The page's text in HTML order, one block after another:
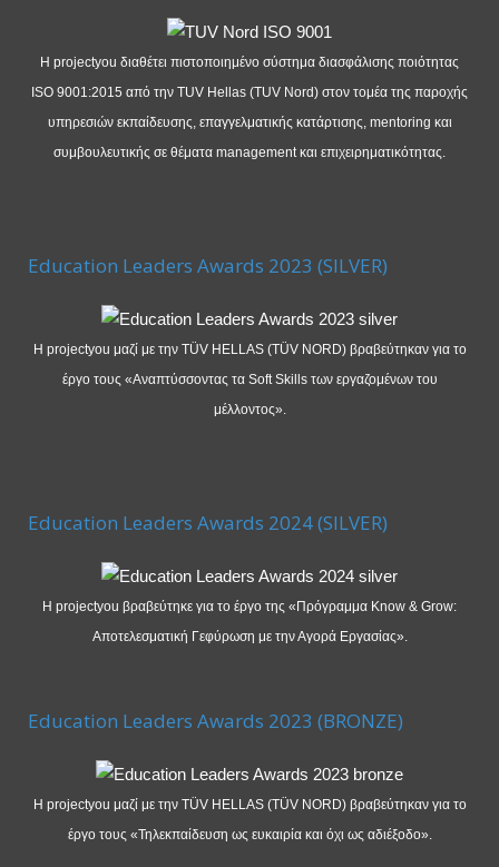
Η projectyou διαθέτει πιστοποιημένο σύστημα διασφάλισης ποιότητας
ISO 9001:2015 από την TUV Hellas (TUV Nord) στον τομέα της παροχής
υπηρεσιών εκπαίδευσης, επαγγελματικής κατάρτισης, mentoring και
συμβουλευτικής σε θέματα management και επιχειρηματικότητας.
Education Leaders Awards 2023 (SILVER)
Η projectyou μαζί με την TÜV HELLAS (TÜV NORD) βραβεύτηκαν για το
έργο τους «Αναπτύσσοντας τα Soft Skills των εργαζομένων του
μέλλοντος».
Education Leaders Awards 2024 (SILVER)
Η projectyou βραβεύτηκε για το έργο της «Πρόγραμμα Know & Grow:
Αποτελεσματική Γεφύρωση με την Αγορά Εργασίας».
Education Leaders Awards 2023 (BRONZE)
Η projectyou μαζί με την TÜV HELLAS (TÜV NORD) βραβεύτηκαν για το
έργο τους «Τηλεκπαίδευση ως ευκαιρία και όχι ως αδιέξοδο».